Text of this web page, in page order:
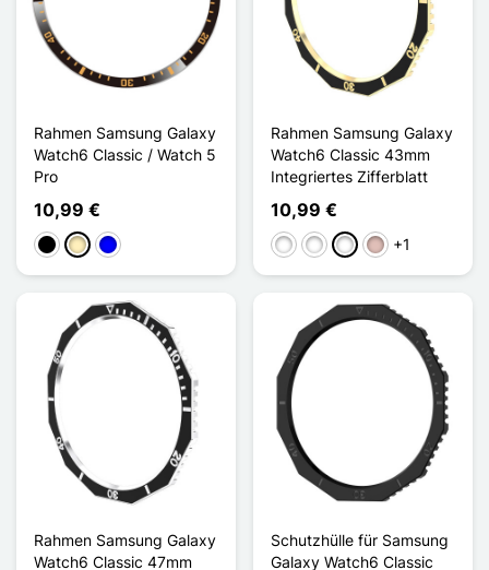
Rahmen Samsung Galaxy
Watch6 Classic / Watch 5
Pro
10,99 €
Schwarz
Golden
Blau
Rahmen Samsung Galaxy
Watch6 Classic 43mm
Integriertes Zifferblatt
10,99 €
Noir Argenté
Noir Or Rose
Noir DoréOr Rose Bleu
+1
Rahmen Samsung Galaxy
Watch6 Classic 47mm
Schutzhülle für Samsung
Galaxy Watch6 Classic